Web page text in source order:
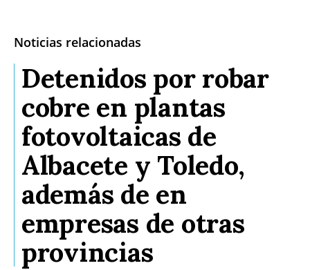
Noticias relacionadas
Detenidos por robar
cobre en plantas
fotovoltaicas de
Albacete y Toledo,
además de en
empresas de otras
provincias